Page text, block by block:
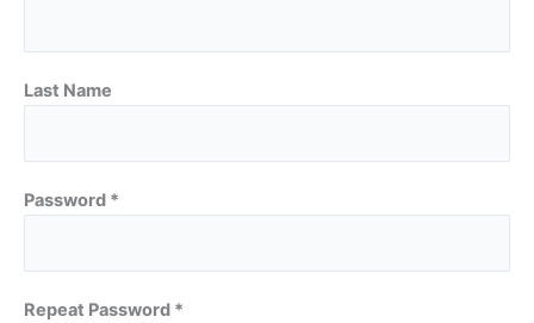
Last Name
Password *
Repeat Password *